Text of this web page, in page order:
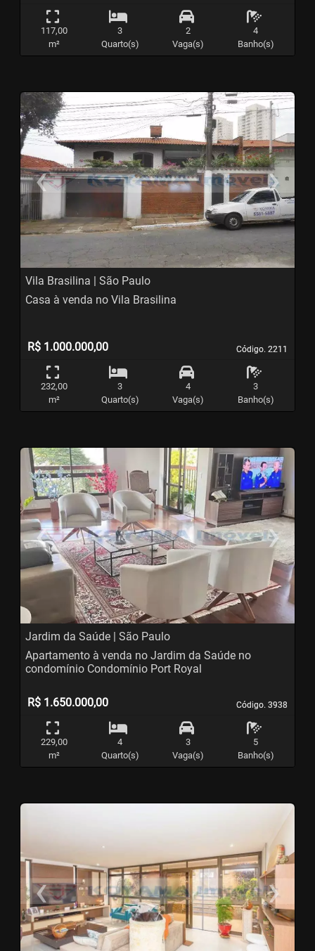
117,00
m²
3
Quarto(s)
2
Vaga(s)
4
Banho(s)
‹
Previous
›
Vila Brasilina | São Paulo
Código. 2211
Código. 2211
Casa à venda no Vila Brasilina
R$ 1.000.000,00
232,00
m²
3
Quarto(s)
4
Vaga(s)
3
Banho(s)
‹
Previous
›
Jardim da Saúde | São Paulo
Código. 3938
Código. 3938
Apartamento à venda no Jardim da Saúde no
condomínio Condomínio Port Royal
R$ 1.650.000,00
229,00
m²
4
Quarto(s)
3
Vaga(s)
5
Banho(s)
‹
Previous
›